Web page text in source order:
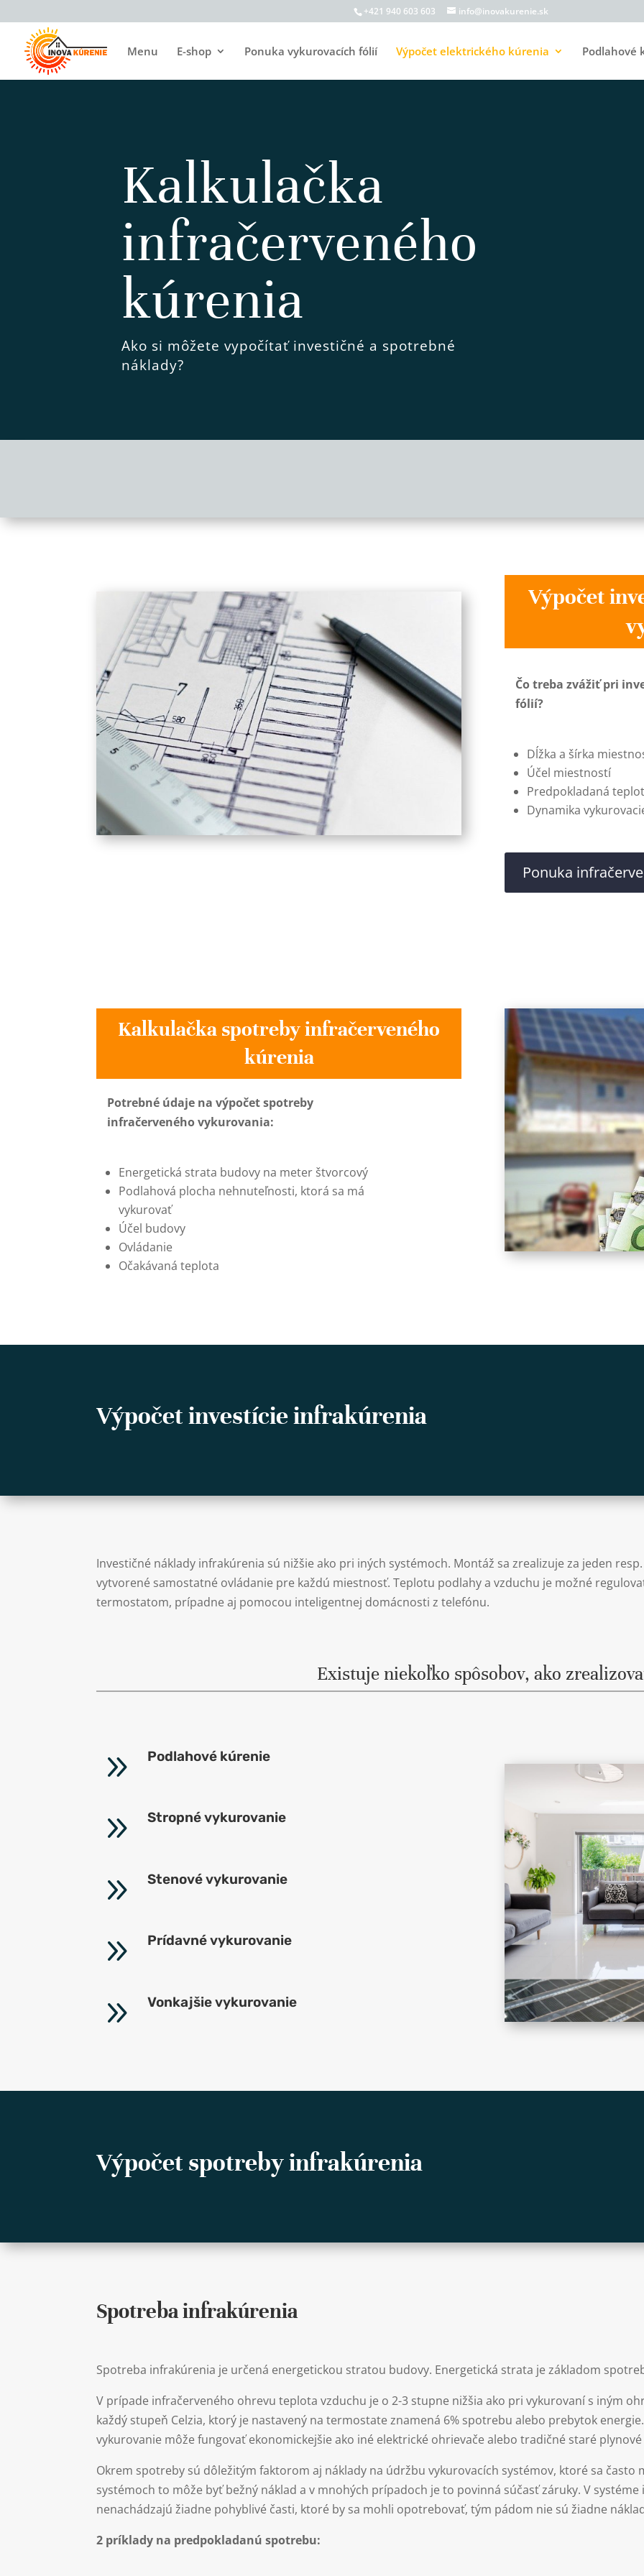
+421 940 603 603 info@inovakurenie.sk
Menu E-shop Ponuka vykurovacích fólií Výpočet elektrického kúrenia Podlahové
Kalkulačka
infračerveného
kúrenia
Ako si môžete vypočítať investičné a spotrebné
náklady?
Výpočet
Čo treba zvážiť pri
fólií?
Dĺžka a šírka
Účel miestností
Predpokladaná
Dynamika
Ponuka
Kalkulačka spotreby infračerveného
kúrenia
Potrebné údaje na výpočet spotreby
infračerveného vykurovania:
Energetická strata budovy na meter štvorcový
Podlahová plocha nehnuteľnosti, ktorá sa má
vykurovať
Účel budovy
Ovládanie
Očakávaná teplota
Výpočet investície infrakúrenia
Investičné náklady infrakúrenia sú nižšie ako pri iných systémoch. Montáž sa zrealizuje za jeden
vytvorené samostatné ovládanie pre každú miestnosť. Teplotu podlahy a vzduchu je možné
termostatom, prípadne aj pomocou inteligentnej domácnosti z telefónu.
Existuje niekoľko spôsobov, ako
9 Podlahové kúrenie
9 Stropné vykurovanie
9 Stenové vykurovanie
9 Prídavné vykurovanie
9 Vonkajšie vykurovanie
Výpočet spotreby infrakúrenia
Spotreba infrakúrenia
Spotreba infrakúrenia je určená energetickou stratou budovy. Energetická strata je základom
V prípade infračerveného ohrevu teplota vzduchu je o 2-3 stupne nižšia ako pri vykurovaní s iným
každý stupeň Celzia, ktorý je nastavený na termostate znamená 6% spotrebu alebo prebytok
vykurovanie môže fungovať ekonomickejšie ako iné elektrické ohrievače alebo tradičné staré
Okrem spotreby sú dôležitým faktorom aj náklady na údržbu vykurovacích systémov, ktoré sa často
systémoch to môže byť bežný náklad a v mnohých prípadoch je to povinná súčasť záruky. V
nenachádzajú žiadne pohyblivé časti, ktoré by sa mohli opotrebovať, tým pádom nie sú žiadne
2 príklady na predpokladanú spotrebu: